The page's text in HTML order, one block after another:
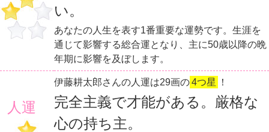
い。
あなたの人生を表す1番重要な運勢です。生涯を
通じて影響する総合運となり、主に50歳以降の晩
年期に影響を及ぼします。
人運
伊藤耕太郎さんの人運は29画の4つ星 ！
完全主義で才能がある。厳格な
心の持ち主。